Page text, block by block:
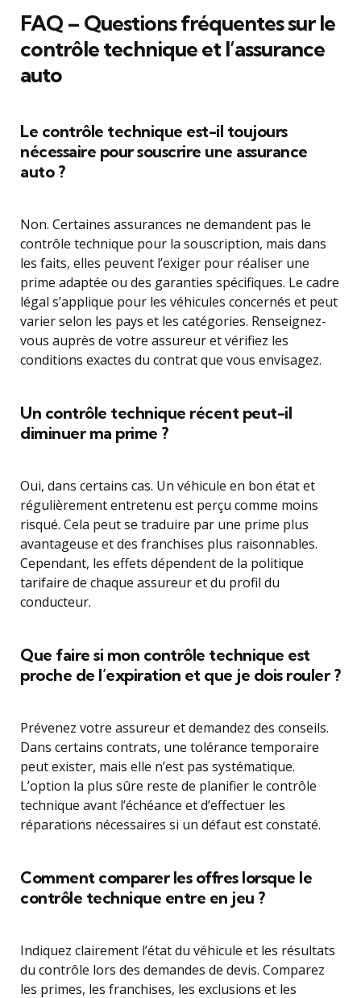
FAQ – Questions fréquentes sur le
contrôle technique et l’assurance
auto
Le contrôle technique est-il toujours
nécessaire pour souscrire une assurance
auto ?
Non. Certaines assurances ne demandent pas le
contrôle technique pour la souscription, mais dans
les faits, elles peuvent l’exiger pour réaliser une
prime adaptée ou des garanties spécifiques. Le cadre
légal s’applique pour les véhicules concernés et peut
varier selon les pays et les catégories. Renseignez-
vous auprès de votre assureur et vérifiez les
conditions exactes du contrat que vous envisagez.
Un contrôle technique récent peut-il
diminuer ma prime ?
Oui, dans certains cas. Un véhicule en bon état et
régulièrement entretenu est perçu comme moins
risqué. Cela peut se traduire par une prime plus
avantageuse et des franchises plus raisonnables.
Cependant, les effets dépendent de la politique
tarifaire de chaque assureur et du profil du
conducteur.
Que faire si mon contrôle technique est
proche de l’expiration et que je dois rouler ?
Prévenez votre assureur et demandez des conseils.
Dans certains contrats, une tolérance temporaire
peut exister, mais elle n’est pas systématique.
L’option la plus sûre reste de planifier le contrôle
technique avant l’échéance et d’effectuer les
réparations nécessaires si un défaut est constaté.
Comment comparer les offres lorsque le
contrôle technique entre en jeu ?
Indiquez clairement l’état du véhicule et les résultats
du contrôle lors des demandes de devis. Comparez
les primes, les franchises, les exclusions et les